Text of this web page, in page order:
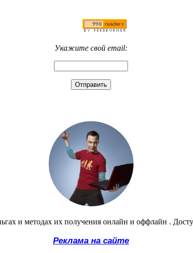
Укажите свой email:
и методах их получения онлайн и оффлайн .
Реклама на сайте